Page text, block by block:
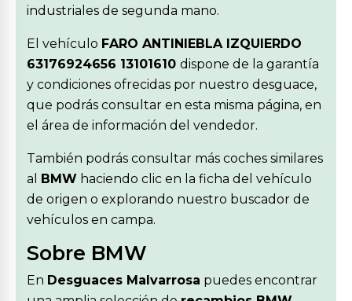
industriales de segunda mano.
El vehículo FARO ANTINIEBLA IZQUIERDO
63176924656 13101610 dispone de la garantía
y condiciones ofrecidas por nuestro desguace,
que podrás consultar en esta misma página, en
el área de información del vendedor.
También podrás consultar más coches similares
al BMW haciendo clic en la ficha del vehículo
de origen o explorando nuestro buscador de
vehículos en campa.
Sobre BMW
En Desguaces Malvarrosa puedes encontrar